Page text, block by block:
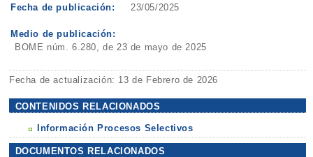
Fecha de publicación: 23/05/2025
Medio de publicación:
BOME núm. 6.280, de 23 de mayo de 2025
Fecha de actualización: 13 de Febrero de 2026
CONTENIDOS RELACIONADOS
Información Procesos Selectivos
DOCUMENTOS RELACIONADOS